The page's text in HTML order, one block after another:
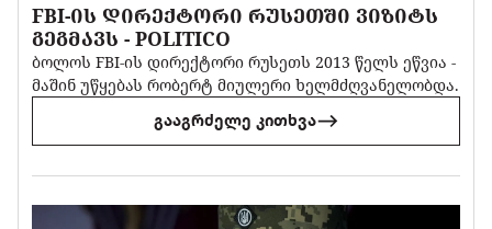
FBI-ᲘᲡ ᲓᲘᲠᲔᲥᲢᲝᲠᲘ ᲠᲣᲡᲔᲗᲨᲘ ᲕᲘᲖᲘᲢᲡ
ᲒᲔᲒᲛᲐᲕᲡ - POLITICO
ბოლოს FBI-ის დირექტორი რუსეთს 2013 წელს ეწვია -
მაშინ უწყებას რობერტ მიულერი ხელმძღვანელობდა.
გააგრძელე კითხვა